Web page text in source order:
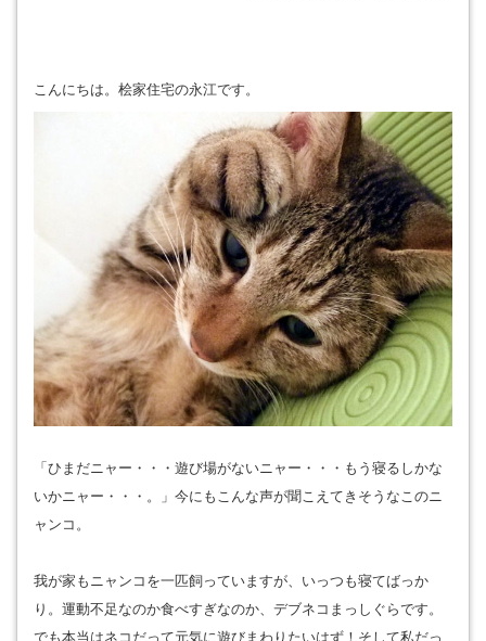
こんにちは。桧家住宅の永江です。
「ひまだニャー・・・遊び場がないニャー・・・もう寝るしかな
いかニャー・・・。」今にもこんな声が聞こえてきそうなこのニ
ャンコ。
我が家もニャンコを一匹飼っていますが、いっつも寝てばっか
り。運動不足なのか食べすぎなのか、デブネコまっしぐらです。
でも本当はネコだって元気に遊びまわりたいはず！そして私だっ